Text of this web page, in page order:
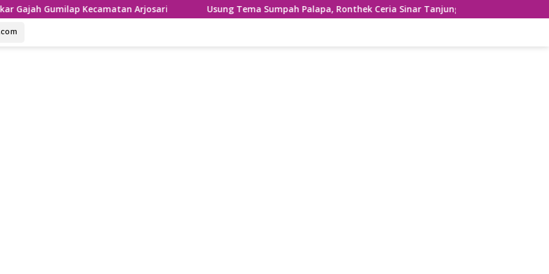
Kecamatan Arjosari Usung Tema Sumpah Palapa, Ronthek Ceria Sinar Tanjung Hibur Masyarakat Pacitan di FRP